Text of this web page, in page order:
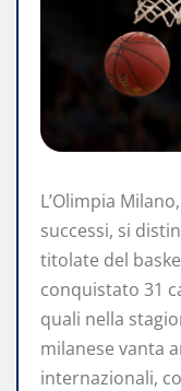
L’Olimpia
successi, si
titolate del
conquistato 31
quali nella
milanese vanta
internazionali,